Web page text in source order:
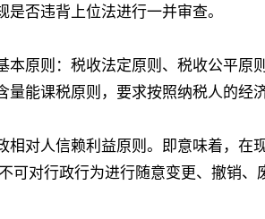
否违背上位法进行一并审查。
本原则：税收法定原则、税收公平原
能课税原则，要求按照纳税人的经
相对人信赖利益原则。即意味着，在
可对行政行为进行随意变更、撤销、